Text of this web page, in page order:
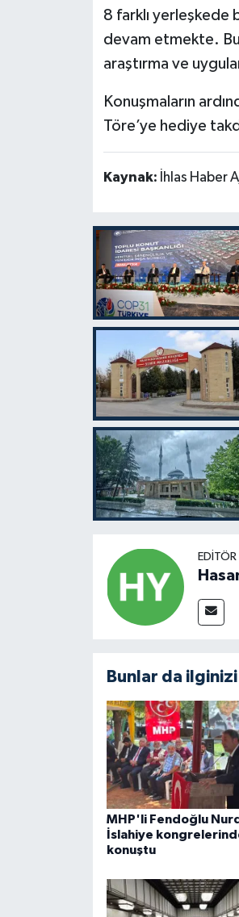
8 farklı yerleşkede
devam etmekte.
araştırma ve
Konuşmaların
Töre’ye hediye
Kaynak: İhlas Haber
Bunlar da
MHP'li Fendoğlu
İslahiye
konuştu